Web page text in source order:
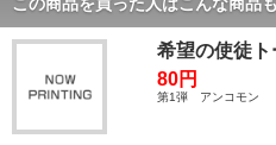
希望の使徒ト
80円
第1弾 アンコモン